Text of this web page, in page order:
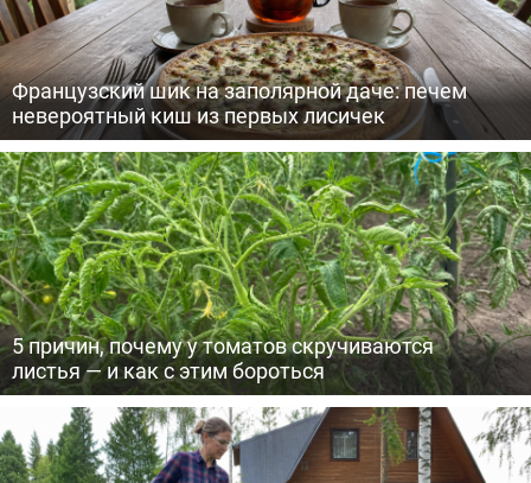
Французский шик на заполярной даче: печем
невероятный киш из первых лисичек
5 причин, почему у томатов скручиваются
листья — и как с этим бороться